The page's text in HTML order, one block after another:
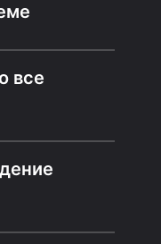
все